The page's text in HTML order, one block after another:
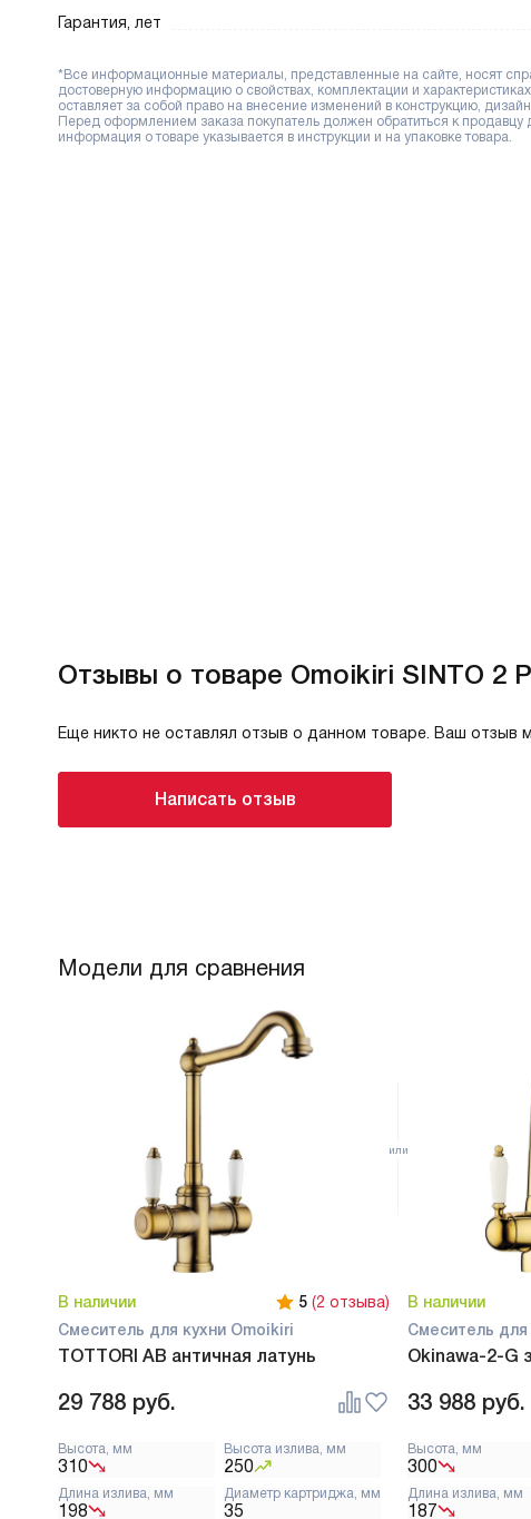
Гарантия, лет
*Все информационные материалы, представленные на сайте, носят
достоверную информацию о свойствах, комплектации и
оставляет за собой право на внесение изменений в конструкцию,
Перед оформлением заказа покупатель должен обратиться к продавцу
информация о товаре указывается в инструкции и на упаковке товара.
Отзывы о товаре Omoikiri SINTO 2
Еще никто не оставлял отзыв о данном товаре. Ваш отзыв
Написать отзыв
Модели для сравнения
В наличии 5 (2 отзыва)
Смеситель для кухни Omoikiri
TOTTORI AB античная латунь
29 788 руб.
Высота, мм
310
Высота излива, мм
250
Длина излива, мм
198
Диаметр картриджа, мм
35
В наличии
Смеситель для
Okinawa-2-G
33 988 руб.
Высота, мм
300
Длина излива, мм
187